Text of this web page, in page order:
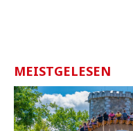
MEISTGELESEN